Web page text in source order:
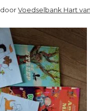
doorVoedselbank Hart